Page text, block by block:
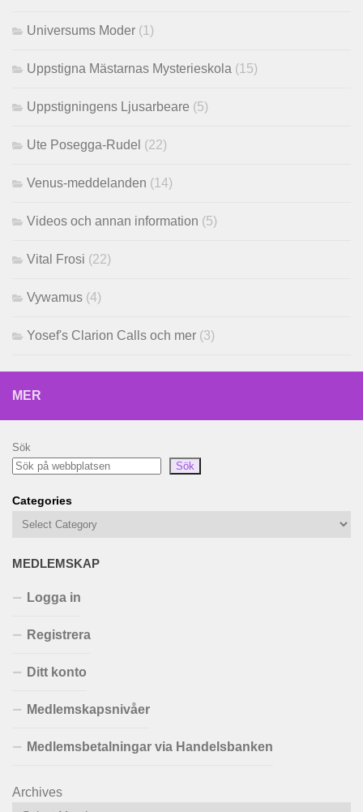
Universums Moder (1)
Uppstigna Mästarnas Mysterieskola (15)
Uppstigningens Ljusarbeare (5)
Ute Posegga-Rudel (22)
Venus-meddelanden (14)
Videos och annan information (5)
Vital Frosi (22)
Vywamus (4)
Yosef's Clarion Calls och mer (3)
MER
Sök
Sök
Categories
MEDLEMSKAP
Logga in
Registrera
Ditt konto
Medlemskapsnivåer
Medlemsbetalningar via Handelsbanken
Archives